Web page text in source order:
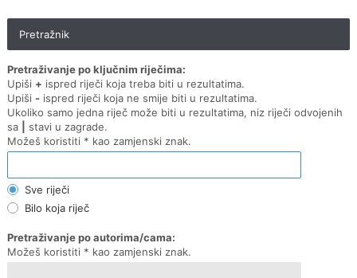
Pretražnik
Pretraživanje po ključnim riječima:
Upiši + ispred riječi koja treba biti u rezultatima.
Upiši - ispred riječi koja ne smije biti u rezultatima.
Ukoliko samo jedna riječ može biti u rezultatima, niz riječi odvojenih
sa
stavi u zagrade.
Možeš koristiti * kao zamjenski znak.
Sve riječi
Bilo koja riječ
Pretraživanje po autorima/cama:
Možeš koristiti * kao zamjenski znak.